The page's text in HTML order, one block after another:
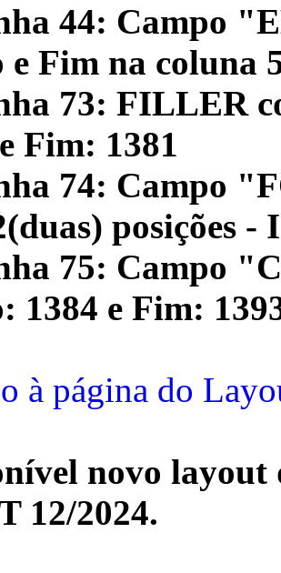
44: Campo
Fim na coluna
73: FILLER
Fim: 1381
74: Campo
posições
75: Campo
1384 e Fim:
à página do
novo
12/2024.